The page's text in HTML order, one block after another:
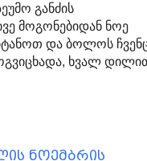
განძის
მოგონებიდან ნოე
და ბოლოს
ხვალ
ნოემბრის